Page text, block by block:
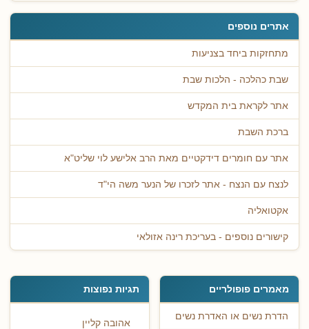
אתרים נוספים
מתחזקות ביחד בצניעות
שבת כהלכה - הלכות שבת
אתר לקראת בית המקדש
ברכת השבת
אתר עם חומרים דידקטיים מאת הרב אלישע לוי שליט"א
לנצח עם הנצח - אתר לזכרו של הנער משה הי"ד
אקטואליה
קישורים נוספים - בעריכת רינה אזולאי
מאמרים פופולריים
הדרת נשים או האדרת נשים
תגיות נפוצות
אהובה קליין